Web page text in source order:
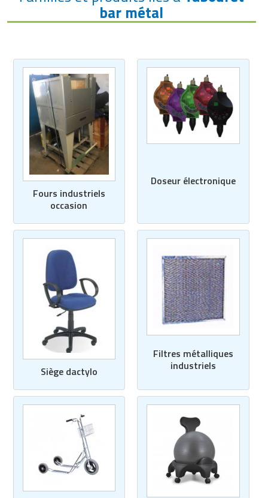
bar métal
Fours industriels
occasion
Doseur électronique
Siège dactylo
Filtres métalliques
industriels